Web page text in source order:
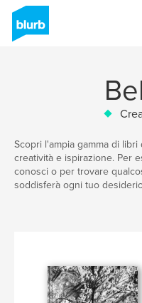
Scopri l'ampia gamma di
creatività e ispirazione. Per
conosci o per trovare
soddisferà ogni tuo